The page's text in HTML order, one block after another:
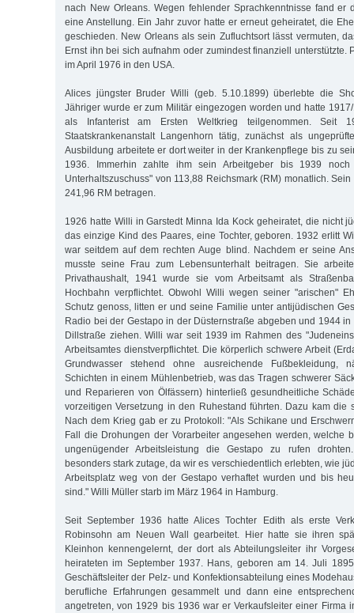
nach New Orleans. Wegen fehlender Sprachkenntnisse fand er
eine Anstellung. Ein Jahr zuvor hatte er erneut geheiratet, die
geschieden. New Orleans als sein Zufluchtsort lässt vermuten,
Ernst ihn bei sich aufnahm oder zumindest finanziell unterstützte.
im April 1976 in den USA.
Alices jüngster Bruder Willi (geb. 5.10.1899) überlebte die
Jähriger wurde er zum Militär eingezogen worden und hatte
als Infanterist am Ersten Weltkrieg teilgenommen.
Staatskrankenanstalt Langenhorn tätig, zunächst als
Ausbildung arbeitete er dort weiter in der Krankenpflege bis zu
1936. Immerhin zahlte ihm sein Arbeitgeber bis 1939 noch
Unterhaltszuschuss" von 113,88 Reichsmark (RM) monatlich.
241,96 RM betragen.
1926 hatte Willi in Garstedt Minna Ida Kock geheiratet, die nicht
das einzige Kind des Paares, eine Tochter, geboren. 1932 erlitt
war seitdem auf dem rechten Auge blind. Nachdem er seine
musste seine Frau zum Lebensunterhalt beitragen. Sie
Privathaushalt, 1941 wurde sie vom Arbeitsamt als
Hochbahn verpflichtet. Obwohl Willi wegen seiner "arischen"
Schutz genoss, litten er und seine Familie unter antijüdischen
Radio bei der Gestapo in der Düsternstraße abgeben und 1944
Dillstraße ziehen. Willi war seit 1939 im Rahmen des
Arbeitsamtes dienstverpflichtet. Die körperlich schwere Arbeit
Grundwasser stehend ohne ausreichende Fußbekleidung,
Schichten in einem Mühlenbetrieb, was das Tragen schwerer
und Reparieren von Ölfässern) hinterließ gesundheitliche
vorzeitigen Versetzung in den Ruhestand führten. Dazu kam die
Nach dem Krieg gab er zu Protokoll: "Als Schikane und
Fall die Drohungen der Vorarbeiter angesehen werden, welche
ungenügender Arbeitsleistung die Gestapo zu rufen
besonders stark zutage, da wir es verschiedentlich erlebten, wie
Arbeitsplatz weg von der Gestapo verhaftet wurden und bis
sind." Willi Müller starb im März 1964 in Hamburg.
Seit September 1936 hatte Alices Tochter Edith als erste
Robinsohn am Neuen Wall gearbeitet. Hier hatte sie ihren
Kleinhon kennengelernt, der dort als Abteilungsleiter ihr
heirateten im September 1937. Hans, geboren am 14. Juli
Geschäftsleiter der Pelz- und Konfektionsabteilung eines
berufliche Erfahrungen gesammelt und dann eine
angetreten, von 1929 bis 1936 war er Verkaufsleiter einer Firma